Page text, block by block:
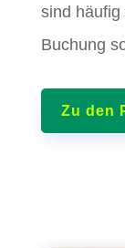
sind
Buchung
Zu den